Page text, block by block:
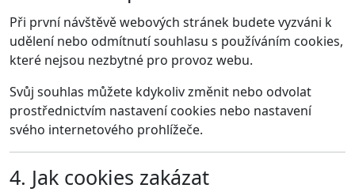
Při první návštěvě webových stránek budete vyzváni k
udělení nebo odmítnutí souhlasu s používáním cookies,
které nejsou nezbytné pro provoz webu.
Svůj souhlas můžete kdykoliv změnit nebo odvolat
prostřednictvím nastavení cookies nebo nastavení
svého internetového prohlížeče.
4. Jak cookies zakázat